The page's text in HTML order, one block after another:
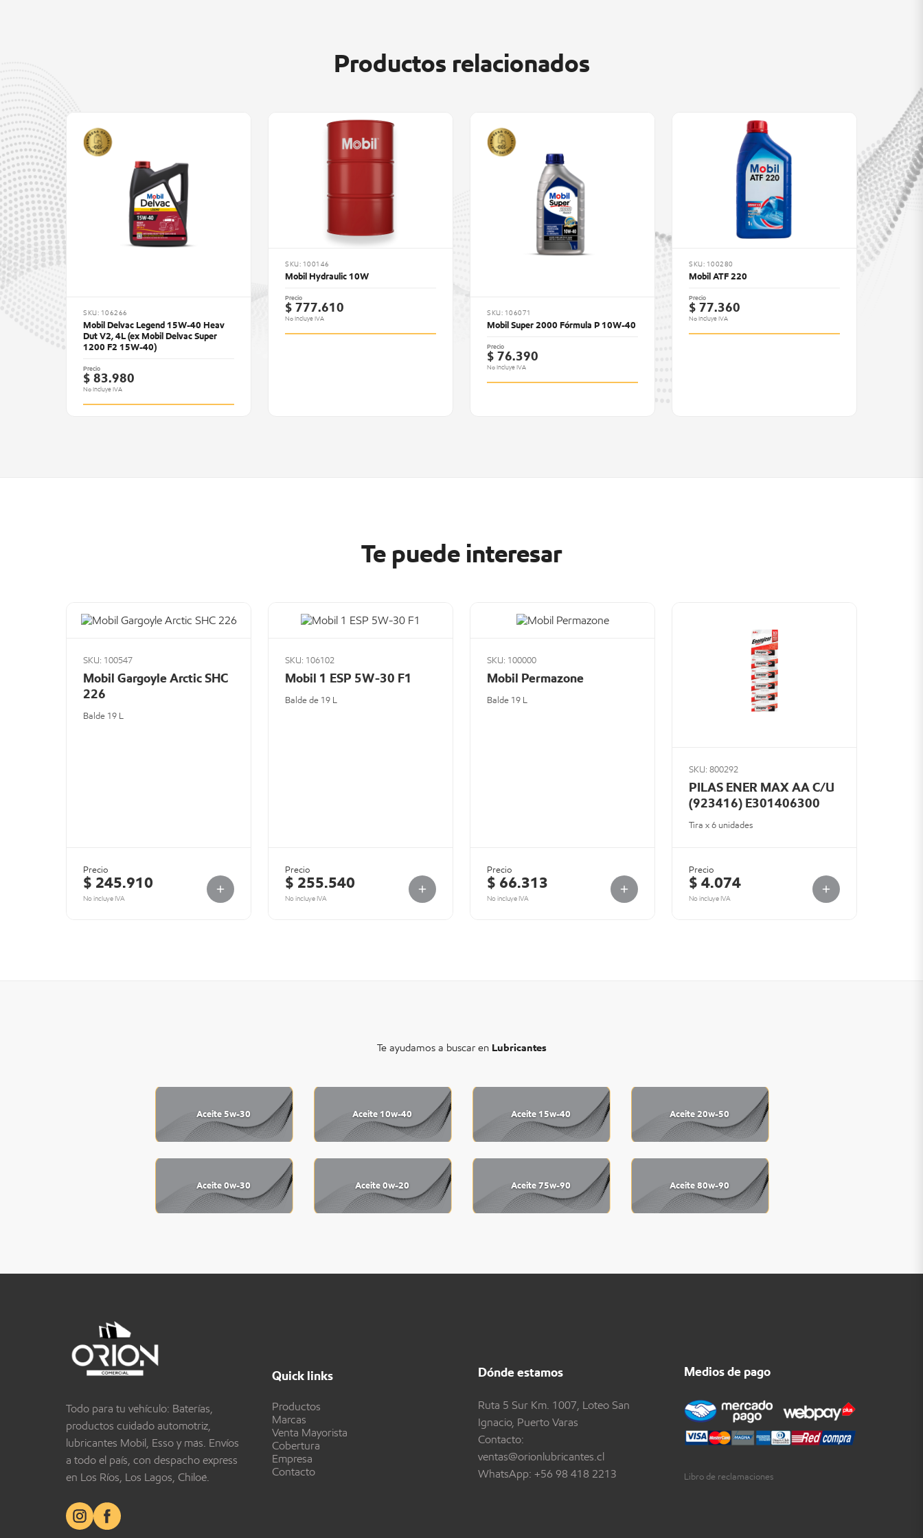
Productos relacionados
SKU: 106266
Mobil Delvac Legend 15W-40 Heav
Dut V2, 4L (ex Mobil Delvac Super
1200 F2 15W-40)
Precio
$ 83.980
No Incluye IVA
SKU: 100146
Mobil Hydraulic 10W
Precio
$ 777.610
No Incluye IVA
SKU: 106071
Mobil Super 2000 Fórmula P 10W-40
Precio
$ 76.390
No Incluye IVA
SKU: 100280
Mobil ATF 220
Precio
$ 77.360
No Incluye IVA
Te puede interesar
SKU: 100547
Mobil Gargoyle Arctic SHC
226
Balde 19 L
Precio
$ 245.910
No incluye IVA
SKU: 106102
Mobil 1 ESP 5W-30 F1
Balde de 19 L
Precio
$ 255.540
No incluye IVA
SKU: 100000
Mobil Permazone
Balde 19 L
Precio
$ 66.313
No incluye IVA
SKU: 800292
PILAS ENER MAX AA C/U
(923416) E301406300
Tira x 6 unidades
Precio
$ 4.074
No incluye IVA
Te ayudamos a buscar en Lubricantes
Aceite 5w-30 Aceite 10w-40 Aceite 15w-40 Aceite 20w-50
Aceite 0w-30 Aceite 0w-20 Aceite 75w-90 Aceite 80w-90
Todo para tu vehículo: Baterías,
productos cuidado automotriz,
lubricantes Mobil, Esso y más. Envíos
a todo el país, con despacho express
en Los Ríos, Los Lagos, Chiloé.
Quick links
Productos
Marcas
Venta Mayorista
Cobertura
Empresa
Contacto
Dónde estamos
Ruta 5 Sur Km. 1007, Loteo San
Ignacio, Puerto Varas
Contacto:
ventas@orionlubricantes.cl
WhatsApp: +56 98 418 2213
Medios de pago
Libro de reclamaciones